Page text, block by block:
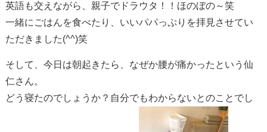
英語も交えながら、親子でドラウタ！！ほのぼの～笑
一緒にごはんを食べたり、いいパパっぷりを拝見させてい
ただきました(^^)笑
そして、今日は朝起きたら、なぜか腰が痛かったという仙
仁さん。
どう寝たのでしょうか？自分でもわからないとのことでし